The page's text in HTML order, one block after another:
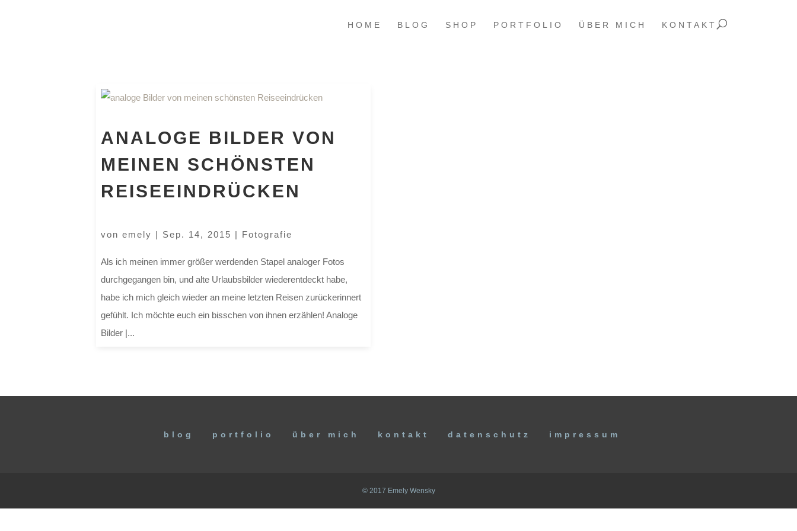
HOME BLOG SHOP PORTFOLIO ÜBER MICH KONTAKT
ANALOGE BILDER VON
MEINEN SCHÖNSTEN
REISEEINDRÜCKEN
von emely | Sep. 14, 2015 | Fotografie
Als ich meinen immer größer werdenden Stapel analoger Fotos
durchgegangen bin, und alte Urlaubsbilder wiederentdeckt habe,
habe ich mich gleich wieder an meine letzten Reisen zurückerinnert
gefühlt. Ich möchte euch ein bisschen von ihnen erzählen! Analoge
Bilder |...
blog portfolio über mich kontakt datenschutz impressum
© 2017 Emely Wensky